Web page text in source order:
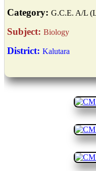
Category: G.C.E. A/L
Subject: Biology
District: Kalutara